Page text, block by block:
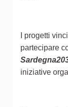
I progetti
partecipare
iniziative